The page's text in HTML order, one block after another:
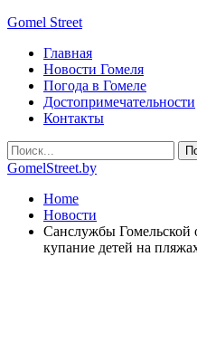
Gomel Street
Главная
Новости Гомеля
Погода в Гомеле
Достопримечательности
Контакты
GomelStreet.by
Home
Новости
Санслужбы Гомельской
купание детей на